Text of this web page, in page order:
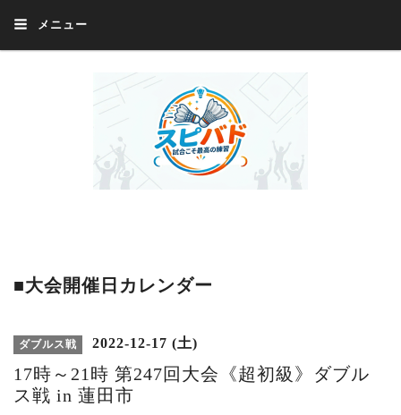
メニュー
■大会開催日カレンダー
ダブルス戦 2022-12-17 (土)
17時～21時 第247回大会《超初級》ダブル
ス戦 in 蓮田市